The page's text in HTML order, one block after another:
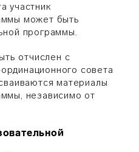
участник
может быть
программы.
отчислен с
совета
материалы
независимо от